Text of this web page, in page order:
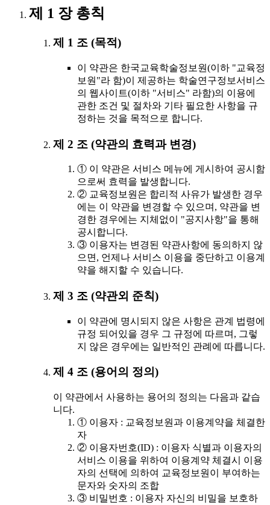
제 1 장 총칙
제 1 조 (목적)
이 약관은 한국교육학술정보원(이하 "교육정
보원"라 함)이 제공하는 학술연구정보서비스
의 웹사이트(이하 "서비스" 라함)의 이용에
관한 조건 및 절차와 기타 필요한 사항을 규
정하는 것을 목적으로 합니다.
제 2 조 (약관의 효력과 변경)
① 이 약관은 서비스 메뉴에 게시하여 공시함
으로써 효력을 발생합니다.
② 교육정보원은 합리적 사유가 발생한 경우
에는 이 약관을 변경할 수 있으며, 약관을 변
경한 경우에는 지체없이 "공지사항"을 통해
공시합니다.
③ 이용자는 변경된 약관사항에 동의하지 않
으면, 언제나 서비스 이용을 중단하고 이용계
약을 해지할 수 있습니다.
제 3 조 (약관외 준칙)
이 약관에 명시되지 않은 사항은 관계 법령에
규정 되어있을 경우 그 규정에 따르며, 그렇
지 않은 경우에는 일반적인 관례에 따릅니다.
제 4 조 (용어의 정의)
이 약관에서 사용하는 용어의 정의는 다음과 같습
니다.
① 이용자 : 교육정보원과 이용계약을 체결한
자
② 이용자번호(ID) : 이용자 식별과 이용자의
서비스 이용을 위하여 이용계약 체결시 이용
자의 선택에 의하여 교육정보원이 부여하는
문자와 숫자의 조합
③ 비밀번호 : 이용자 자신의 비밀을 보호하